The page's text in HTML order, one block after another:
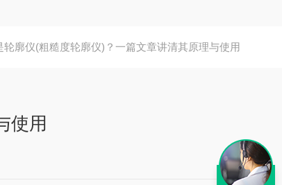
轮廓仪(粗糙度轮廓仪)？一篇文章讲清其原理与使用
使用